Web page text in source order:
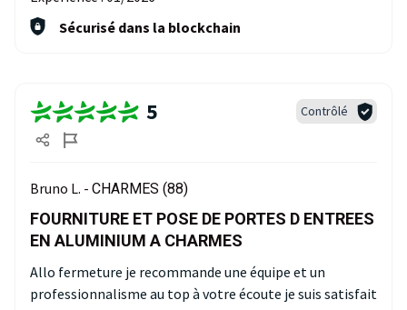
Sécurisé dans la blockchain
5 Contrôlé
Bruno L. - CHARMES (88)
FOURNITURE ET POSE DE PORTES D ENTREES
EN ALUMINIUM A CHARMES
Allo fermeture je recommande une équipe et un
professionnalisme au top à votre écoute je suis satisfait